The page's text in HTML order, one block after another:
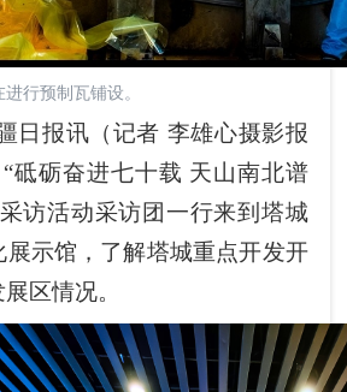
行预制瓦铺设。
报讯（记者 李雄心摄影报
砥砺奋进七十载 天山南北谱
访活动采访团一行来到塔城
展示馆，了解塔城重点开发开
展区情况。